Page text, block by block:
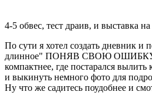
4-5 обвес, тест драив, и выставка
По сути я хотел создать дневник
длинное" ПОНЯВ СВОЮ ОШИБКУ И
компактнее, где постарался
и выкинуть немного фото для
Ну что же садитесь поудобнее и